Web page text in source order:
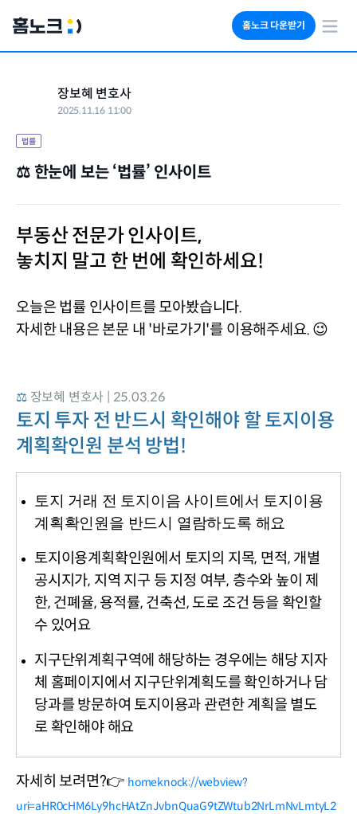
홈노크 다운받기
장보혜 변호사
2025.11.16 11:00
법률
⚖️ 한눈에 보는 ‘법률’ 인사이트
부동산 전문가 인사이트,
놓치지 말고 한 번에 확인하세요!
오늘은 법률 인사이트를 모아봤습니다.
자세한 내용은 본문 내 '바로가기'를 이용해주세요. 😉
⚖️ 장보혜 변호사 | 25.03.26
토지 투자 전 반드시 확인해야 할 토지이용
계획확인원 분석 방법!
토지 거래 전 토지이음 사이트에서 토지이용
계획확인원을 반드시 열람하도록 해요
토지이용계획확인원에서 토지의 지목, 면적, 개별
공시지가, 지역 지구 등 지정 여부, 층수와 높이 제
한, 건폐율, 용적률, 건축선, 도로 조건 등을 확인할
수 있어요
지구단위계획구역에 해당하는 경우에는 해당 지자
체 홈페이지에서 지구단위계획도를 확인하거나 담
당과를 방문하여 토지이용과 관련한 계획을 별도
로 확인해야 해요
자세히 보려면?👉 homeknock://webview?
uri=aHR0cHM6Ly9hcHAtZnJvbnQuaG9tZWtub2NrLmNvLmtyL2